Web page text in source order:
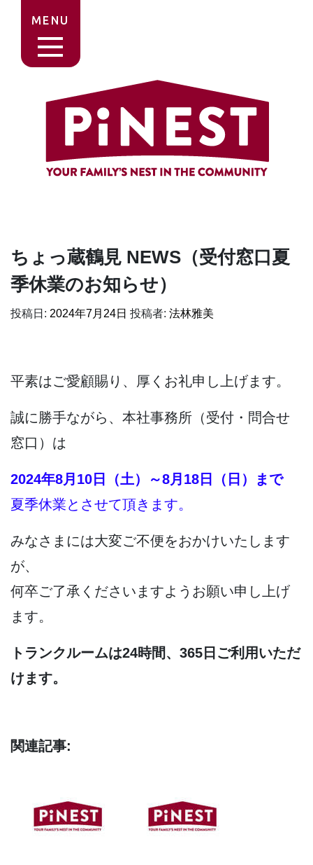
MENU
ちょっ蔵鶴見 NEWS（受付窓口夏
季休業のお知らせ）
投稿日: 2024年7月24日 投稿者: 法林雅美
平素はご愛顧賜り、厚くお礼申し上げます。
誠に勝手ながら、本社事務所（受付・問合せ
窓口）は
2024年8月10日（土）～8月18日（日）まで
夏季休業とさせて頂きます。
みなさまには大変ご不便をおかけいたします
が、
何卒ご了承くださいますようお願い申し上げ
ます。
トランクルームは24時間、365日ご利用いただ
けます。
関連記事: